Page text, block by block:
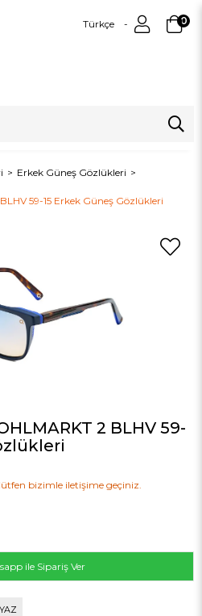
Türkçe 0
Erkek Güneş Gözlükleri
59-15 Erkek Güneş Gözlükleri
2 BLHV 59-
bizimle iletişime geçiniz.
ile Sipariş Ver